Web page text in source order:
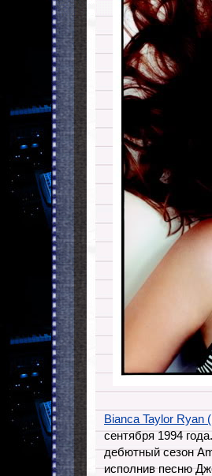
Bianca Taylor Ryan
сентября 1994
дебютный сезон
исполнив песню